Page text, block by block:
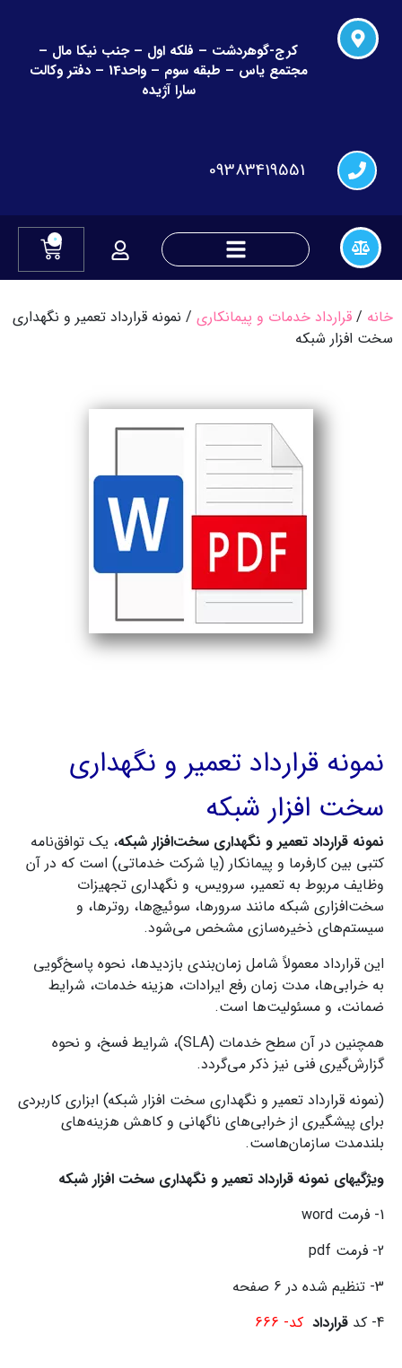
کرج-گوهردشت – فلکه اول – جنب نیکا مال –
مجتمع یاس – طبقه سوم – واحد14 – دفتر وکالت
سارا آژیده
09383419551
0
خانه / قرارداد خدمات و پیمانکاری / نمونه قرارداد تعمیر و نگهداری
سخت افزار شبکه
نمونه قرارداد تعمیر و نگهداری
سخت افزار شبکه
نمونه قرارداد تعمیر و نگهداری سخت‌افزار شبکه، یک توافق‌نامه
کتبی بین کارفرما و پیمانکار (یا شرکت خدماتی) است که در آن
وظایف مربوط به تعمیر، سرویس، و نگهداری تجهیزات
سخت‌افزاری شبکه مانند سرورها، سوئیچ‌ها، روترها، و
سیستم‌های ذخیره‌سازی مشخص می‌شود.
این قرارداد معمولاً شامل زمان‌بندی بازدیدها، نحوه پاسخ‌گویی
به خرابی‌ها، مدت زمان رفع ایرادات، هزینه خدمات، شرایط
ضمانت، و مسئولیت‌ها است.
همچنین در آن سطح خدمات (SLA)، شرایط فسخ، و نحوه
گزارش‌گیری فنی نیز ذکر می‌گردد.
(نمونه قرارداد تعمیر و نگهداری سخت افزار شبکه) ابزاری کاربردی
برای پیشگیری از خرابی‌های ناگهانی و کاهش هزینه‌های
بلندمدت سازمان‌هاست.
ویژگیهای نمونه قرارداد تعمیر و نگهداری سخت افزار شبکه
1- فرمت word
2- فرمت pdf
3- تنظیم شده در 6 صفحه
4- کد
قرارداد کد- 666